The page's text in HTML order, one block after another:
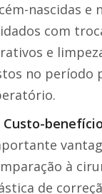
nascidas e
com
e
no período
Custo-
à
de